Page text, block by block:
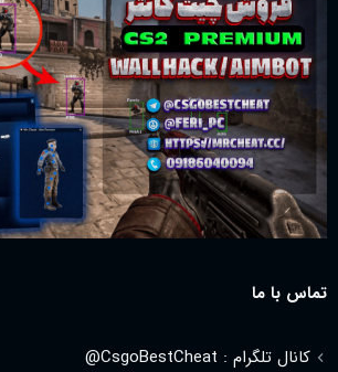
تماس با ما
کانال تلگرام : CsgoBestCheat@